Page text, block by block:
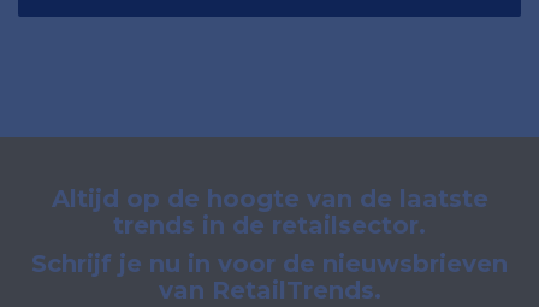
Altijd op de hoogte van de laatste
trends in de retailsector.
Schrijf je nu in voor de nieuwsbrieven
van RetailTrends.